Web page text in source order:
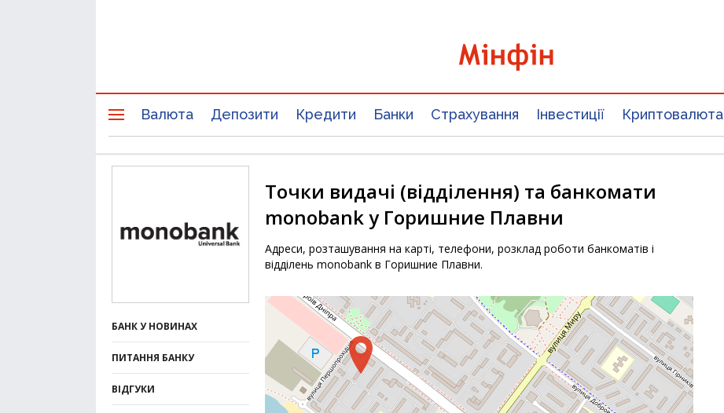
Валюта Депозити Кредити Банки Страхування Інвестиції Криптовалюта
БАНК У НОВИНАХ
ПИТАННЯ БАНКУ
ВІДГУКИ
Точки видачі (відділення) та банкомати
monobank у Горишние Плавни
Адреси, розташування на карті, телефони, розклад роботи банкоматів і
відділень monobank в Горишние Плавни.